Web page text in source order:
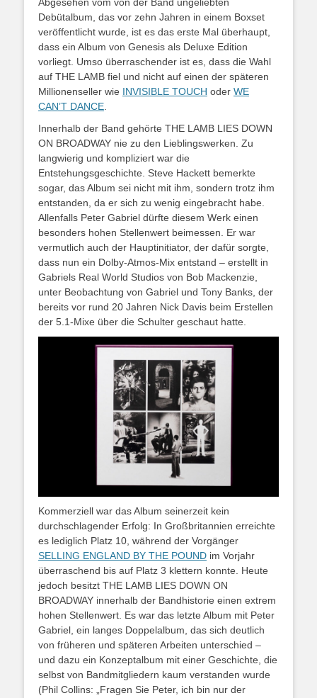
Abgesehen vom von der Band ungeliebten
Debütalbum, das vor zehn Jahren in einem Boxset
veröffentlicht wurde, ist es das erste Mal überhaupt,
dass ein Album von Genesis als Deluxe Edition
vorliegt. Umso überraschender ist es, dass die Wahl
auf THE LAMB fiel und nicht auf einen der späteren
Millionenseller wie INVISIBLE TOUCH oder WE
CAN’T DANCE.
Innerhalb der Band gehörte THE LAMB LIES DOWN
ON BROADWAY nie zu den Lieblingswerken. Zu
langwierig und kompliziert war die
Entstehungsgeschichte. Steve Hackett bemerkte
sogar, das Album sei nicht mit ihm, sondern trotz ihm
entstanden, da er sich zu wenig eingebracht habe.
Allenfalls Peter Gabriel dürfte diesem Werk einen
besonders hohen Stellenwert beimessen. Er war
vermutlich auch der Hauptinitiator, der dafür sorgte,
dass nun ein Dolby-Atmos-Mix entstand – erstellt in
Gabriels Real World Studios von Bob Mackenzie,
unter Beobachtung von Gabriel und Tony Banks, der
bereits vor rund 20 Jahren Nick Davis beim Erstellen
der 5.1-Mixe über die Schulter geschaut hatte.
Kommerziell war das Album seinerzeit kein
durchschlagender Erfolg: In Großbritannien erreichte
es lediglich Platz 10, während der Vorgänger
SELLING ENGLAND BY THE POUND im Vorjahr
überraschend bis auf Platz 3 klettern konnte. Heute
jedoch besitzt THE LAMB LIES DOWN ON
BROADWAY innerhalb der Bandhistorie einen extrem
hohen Stellenwert. Es war das letzte Album mit Peter
Gabriel, ein langes Doppelalbum, das sich deutlich
von früheren und späteren Arbeiten unterschied –
und dazu ein Konzeptalbum mit einer Geschichte, die
selbst von Bandmitgliedern kaum verstanden wurde
(Phil Collins: „Fragen Sie Peter, ich bin nur der